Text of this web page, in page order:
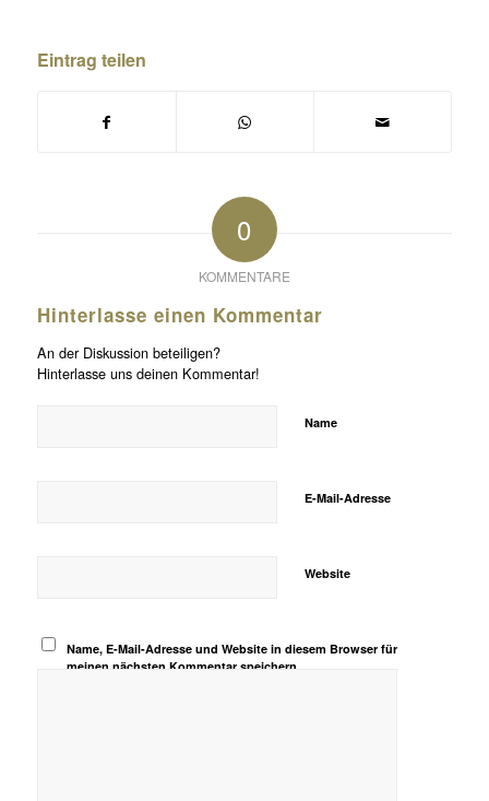
Eintrag teilen
0
KOMMENTARE
Hinterlasse einen Kommentar
An der Diskussion beteiligen?
Hinterlasse uns deinen Kommentar!
Name
E-Mail-Adresse
Website
Name, E-Mail-Adresse und Website in diesem Browser für
meinen nächsten Kommentar speichern.